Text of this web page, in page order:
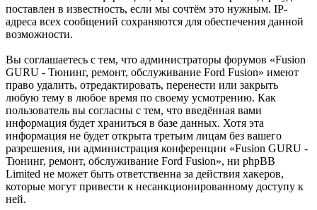
поставлен в известность, если мы сочтём это нужным. IP-
адреса всех сообщений сохраняются для обеспечения данной
возможности.
Вы соглашаетесь с тем, что администраторы форумов «Fusion
GURU - Тюнинг, ремонт, обслуживание Ford Fusion» имеют
право удалить, отредактировать, перенести или закрыть
любую тему в любое время по своему усмотрению. Как
пользователь вы согласны с тем, что введённая вами
информация будет храниться в базе данных. Хотя эта
информация не будет открыта третьим лицам без вашего
разрешения, ни администрация конференции «Fusion GURU -
Тюнинг, ремонт, обслуживание Ford Fusion», ни phpBB
Limited не может быть ответственна за действия хакеров,
которые могут привести к несанкционированному доступу к
ней.